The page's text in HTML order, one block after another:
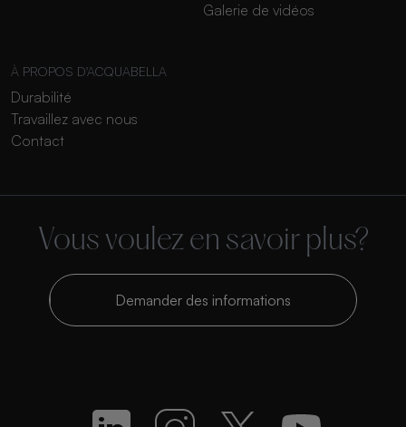
Galerie de vidéos
À PROPOS D'ACQUABELLA
Durabilité
Travaillez avec nous
Contact
Vous voulez en savoir plus?
Demander des informations